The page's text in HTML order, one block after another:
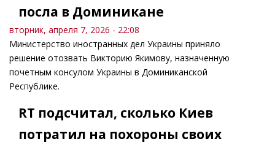
посла в Доминикане
вторник, апреля 7, 2026 - 22:08
Министерство иностранных дел Украины приняло
решение отозвать Викторию Якимову, назначенную
почетным консулом Украины в Доминиканской
Республике.
RT подсчитал, сколько Киев
потратил на похороны своих